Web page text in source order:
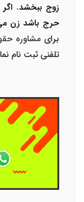
زوج ببخشد.
حرج باشد زن می
برای مشاوره
تلفنی ثبت نام